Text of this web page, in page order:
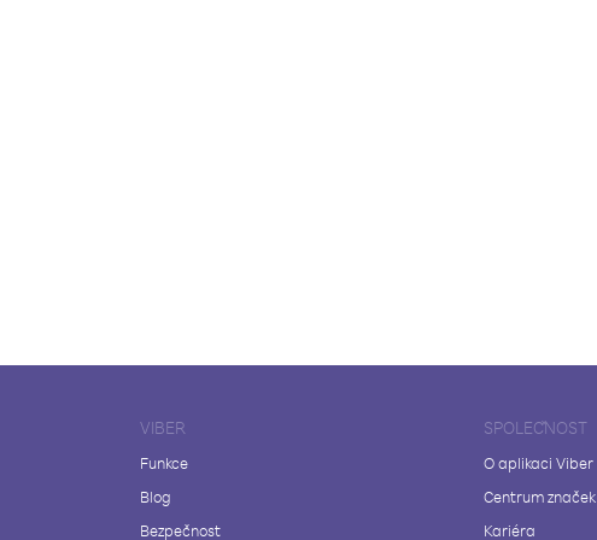
VIBER
Funkce
Blog
Bezpečnost
SPOLEČNOST
O aplikaci Viber
Centrum značek
Kariéra